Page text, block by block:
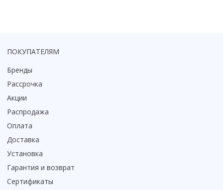
ПОКУПАТЕЛЯМ
Бренды
Рассрочка
Акции
Распродажа
Оплата
Доставка
Установка
Гарантия и возврат
Сертификаты